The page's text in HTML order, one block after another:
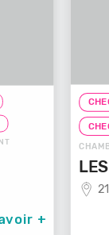
+